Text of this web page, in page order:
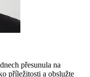
přesunula na
příležitosti a obslužte